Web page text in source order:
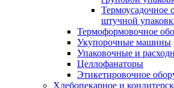
Термоусадочное
штучной
Термоформовочное
Укупорочные машины
Упаковочные и
Целлофанаторы
Этикетировочное
Хлебопекарное и